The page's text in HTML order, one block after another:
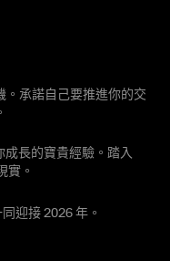
。承諾自己要推進你的交
長的寶貴經驗。踏入
實。
迎接 2026 年。